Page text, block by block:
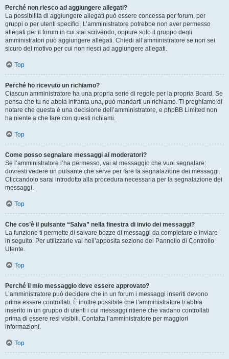
Perché non riesco ad aggiungere allegati?
La possibilità di aggiungere allegati può essere concessa per forum, per
gruppi o per utenti specifici. L’amministratore potrebbe non aver permesso
allegati per il forum in cui stai scrivendo, oppure solo il gruppo degli
amministratori può aggiungere allegati. Chiedi all’amministratore se non sei
sicuro del motivo per cui non riesci ad aggiungere allegati.
Top
Perché ho ricevuto un richiamo?
Ciascun amministratore ha una propria serie di regole per la propria Board. Se
pensa che tu ne abbia infranta una, può mandarti un richiamo. Ti preghiamo di
notare che questa è una decisione dell’amministratore, e phpBB Limited non
ha niente a che fare con questi richiami.
Top
Come posso segnalare messaggi ai moderatori?
Se l’amministratore l’ha permesso, vai al messaggio che vuoi segnalare:
dovresti vedere un pulsante che serve per fare la segnalazione dei messaggi.
Cliccandolo sarai introdotto alla procedura necessaria per la segnalazione dei
messaggi.
Top
Che cos’è il pulsante “Salva” nella finestra di invio dei messaggi?
La funzione ti permette di salvare bozze di messaggi da completare e inviare
in seguito. Per utilizzarle vai nell’apposita sezione del Pannello di Controllo
Utente.
Top
Perché il mio messaggio deve essere approvato?
L’amministratore può decidere che in un forum i messaggi inseriti devono
prima essere controllati. È inoltre possibile che l’amministratore ti abbia
inserito in un gruppo di utenti i cui messaggi ritiene che vadano controllati
prima di essere resi visibili. Contatta l’amministratore per maggiori
informazioni.
Top